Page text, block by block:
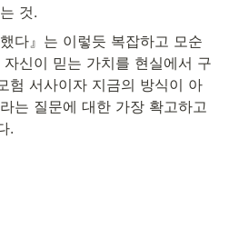
것.
다』는 이렇듯 복잡하고 모순
신이 믿는 가치를 현실에서 구
험 서사이자 지금의 방식이 아
는 질문에 대한 가장 확고하고
.